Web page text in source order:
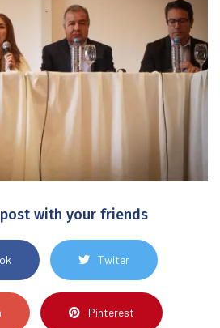
with your friends
Twiter
Pinterest